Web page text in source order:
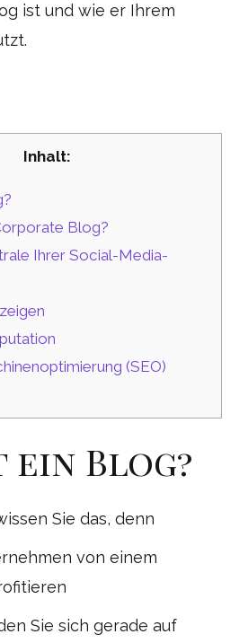
ist und wie er Ihrem
Inhalt:
Blog?
Ihrer Social-Media-
(SEO)
ein Blog?
Sie das, denn
Sie sich gerade auf